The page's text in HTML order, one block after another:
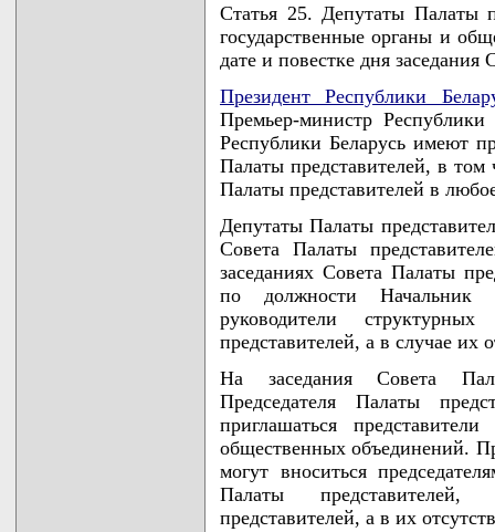
Статья 25. Депутаты Палаты
государственные органы и
дате и повестке дня
Президент Республики
Премьер-министр
Республики Беларусь имеют
Палаты представителей, в
Палаты представителей в
Депутаты Палаты
Совета Палаты
заседаниях Совета Палаты
по должности Начальник
руководители
представителей, а в случае их
На заседания Совета
Председателя Палаты
приглашаться
общественных объединений.
могут вноситься
Палаты представителей,
представителей, а в их